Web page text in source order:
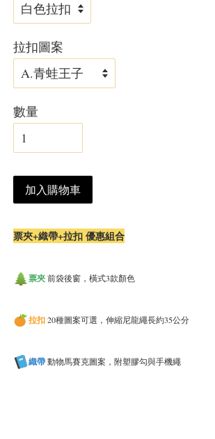
拉扣圖案
數量
加入購物車
票夾+織帶+拉扣 優惠組合
票夾前袋後窗，橫式3款顏色
拉扣20種圖案可選，伸縮尼龍繩長約35公分
織帶 動物馬賽克圖案，附塑膠勾與手機繩